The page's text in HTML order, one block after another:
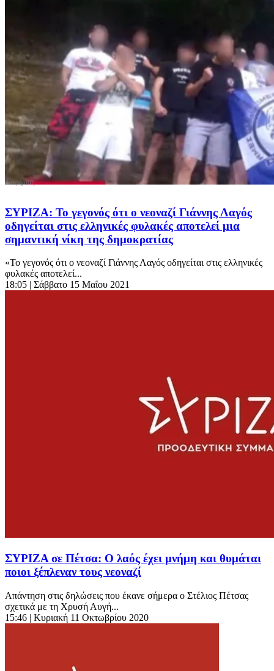
ΣΥΡΙΖΑ: Το γεγονός ότι ο νεοναζί Γιάννης Λαγός
οδηγείται στις ελληνικές φυλακές αποτελεί μια
σημαντική νίκη της δημοκρατίας
«Το γεγονός ότι ο νεοναζί Γιάννης Λαγός οδηγείται στις ελληνικές
φυλακές αποτελεί...
18:05 | Σάββατο 15 Μαΐου 2021
ΣΥΡΙΖΑ σε Πέτσα: Ο λαός έχει μνήμη και θυμάται
ποιοι ξέπλεναν τους νεοναζί
Απάντηση στις δηλώσεις που έκανε σήμερα ο Στέλιος Πέτσας
σχετικά με τη Χρυσή Αυγή...
15:46 | Κυριακή 11 Οκτωβρίου 2020